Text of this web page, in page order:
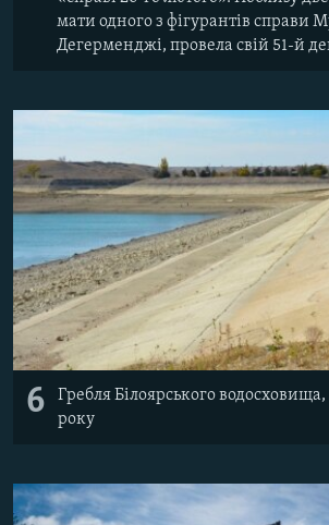
мати одного з фігурантів справи
Дегерменджі, провела свій 51-й
6
Гребля Білоярського
року